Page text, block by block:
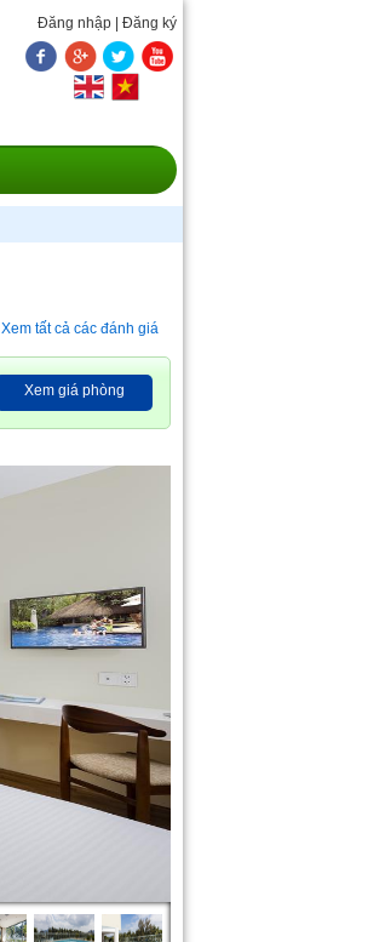
Đăng nhập Đăng ký
Xem tất cả các đánh giá
Xem giá phòng